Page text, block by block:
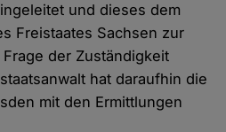
und dieses dem
Freistaates Sachsen zur
der Zuständigkeit
hat daraufhin die
mit den Ermittlungen